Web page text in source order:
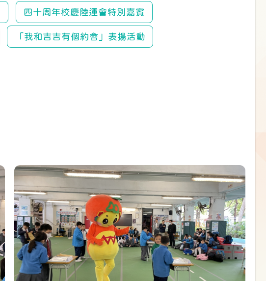
四十周年校慶陸運會特別嘉賓
「我和吉吉有個約會」表揚活動